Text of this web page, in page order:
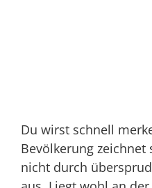
Du wirst schnell
Bevölkerung
nicht durch